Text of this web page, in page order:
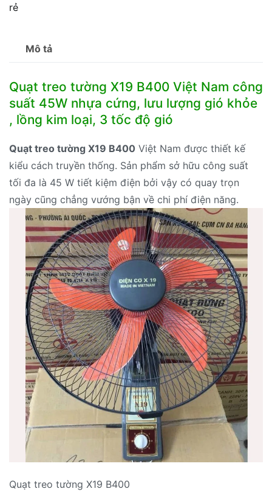
Việt
rẻ
Mô tả
Quạt treo tường X19 B400 Việt Nam công
suất 45W nhựa cứng, lưu lượng gió khỏe
, lồng kim loại, 3 tốc độ gió
Quạt treo tường X19 B400 Việt Nam được thiết kế
kiểu cách truyền thống. Sản phẩm sở hữu công suất
tối đa là 45 W tiết kiệm điện bởi vậy có quay trọn
ngày cũng chẳng vướng bận về chi phí điện năng.
Quạt treo tường X19 B400